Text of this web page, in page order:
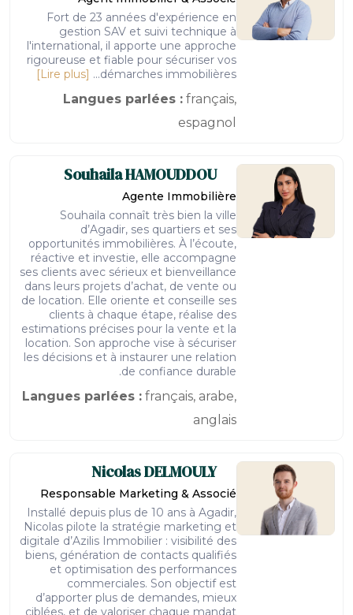
Fort de 23 années d'expérience en
gestion SAV et suivi technique à
l'international, il apporte une approche
rigoureuse et fiable pour sécuriser vos
démarches immobilières...
[Lire plus]
Langues parlées : français,
espagnol
SouhailaHAMOUDDOU
Agente Immobilière
Souhaila connaît très bien la ville
d’Agadir, ses quartiers et ses
opportunités immobilières. À l’écoute,
réactive et investie, elle accompagne
ses clients avec sérieux et bienveillance
dans leurs projets d’achat, de vente ou
de location. Elle oriente et conseille ses
clients à chaque étape, réalise des
estimations précises pour la vente et la
location. Son approche vise à sécuriser
les décisions et à instaurer une relation
de confiance durable.
Langues parlées : français, arabe,
anglais
NicolasDELMOULY
Responsable Marketing & Associé
Installé depuis plus de 10 ans à Agadir,
Nicolas pilote la stratégie marketing et
digitale d’Azilis Immobilier : visibilité des
biens, génération de contacts qualifiés
et optimisation des performances
commerciales. Son objectif est
d’apporter plus de demandes, mieux
ciblées, et de valoriser chaque mandat